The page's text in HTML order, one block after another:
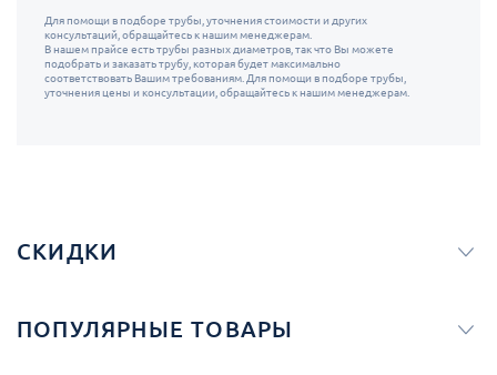
Для помощи в подборе трубы, уточнения стоимости и других
консультаций, обращайтесь к нашим менеджерам.
В нашем прайсе есть трубы разных диаметров, так что Вы можете
подобрать и заказать трубу, которая будет максимально
соответствовать Вашим требованиям. Для помощи в подборе трубы,
уточнения цены и консультации, обращайтесь к нашим менеджерам.
СКИДКИ
ПОПУЛЯРНЫЕ ТОВАРЫ